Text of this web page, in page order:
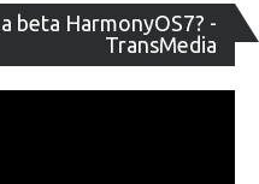
beta HarmonyOS7? -
TransMedia
de